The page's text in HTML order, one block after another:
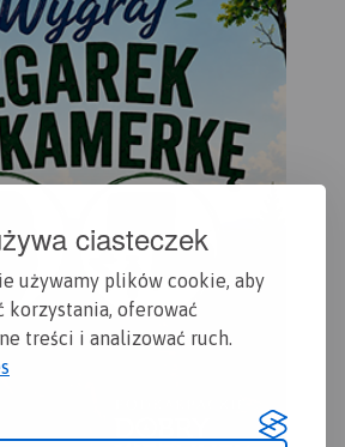
ciasteczek
używamy plików cookie, aby
korzystania, oferować
treści i analizować ruch.